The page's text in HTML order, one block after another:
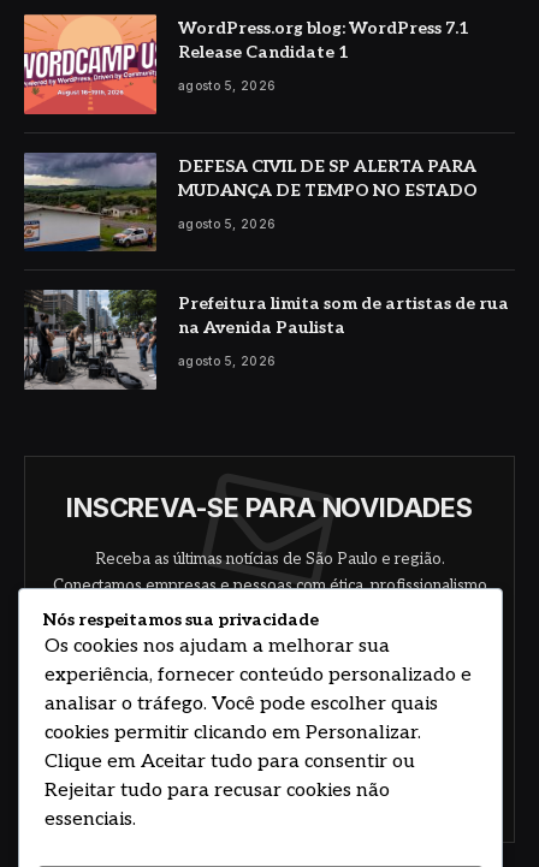
WordPress.org blog: WordPress 7.1
Release Candidate 1
agosto 5, 2026
DEFESA CIVIL DE SP ALERTA PARA
MUDANÇA DE TEMPO NO ESTADO
agosto 5, 2026
Prefeitura limita som de artistas de rua
na Avenida Paulista
agosto 5, 2026
INSCREVA-SE PARA NOVIDADES
Receba as últimas notícias de São Paulo e região.
Conectamos empresas e pessoas com ética, profissionalismo
e responsabilidade.
Concorde com nossos termos e acordo de
Nós respeitamos sua privacidade
Os cookies nos ajudam a melhorar sua
experiência, fornecer conteúdo personalizado e
analisar o tráfego. Você pode escolher quais
cookies permitir clicando em Personalizar.
Clique em Aceitar tudo para consentir ou
Rejeitar tudo para recusar cookies não
essenciais.